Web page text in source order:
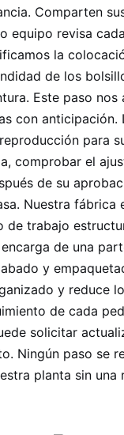
Comparten
equipo revisa
la
de los
Este paso nos
con anticipación.
para
comprobar el
de su
Nuestra fábrica
de trabajo
de una
y
y reduce
de cada
solicitar
Ningún paso se
planta sin una